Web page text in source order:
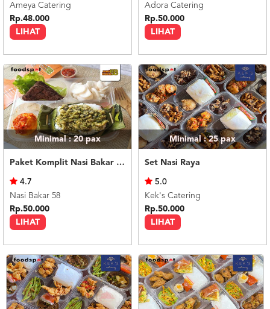
LIHAT
Ameya Catering
Rp.48.000
LIHAT
Adora Catering
Rp.50.000
Minimal : 20pax
Paket Komplit Nasi Bakar Ayam Cabe Ijo
LIHAT
4.7
Nasi Bakar 58
Rp.50.000
Minimal : 25pax
Set Nasi Raya
LIHAT
5.0
Kek's Catering
Rp.50.000